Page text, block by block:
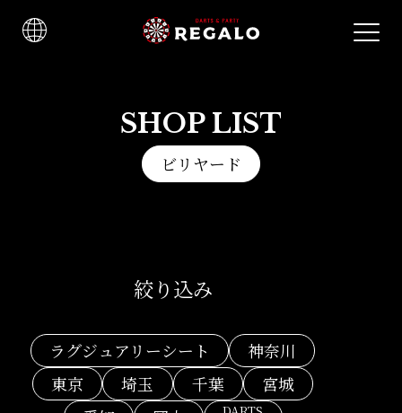
SHOP LIST
ビリヤード
絞り込み
ラグジュアリーシート
神奈川
東京
埼玉 千葉
宮城